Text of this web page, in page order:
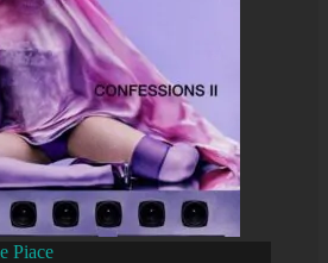
Piace